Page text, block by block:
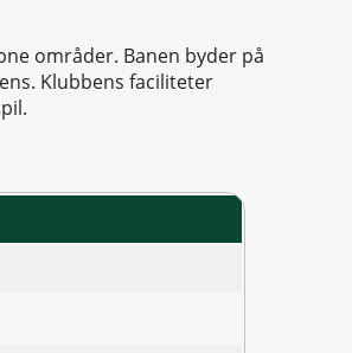
områder. Banen byder på
Klubbens faciliteter